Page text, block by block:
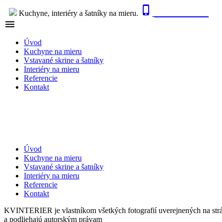
Kuchyne, interiéry a šatníky na mieru. 

Úvod
Kuchyne na mieru
Vstavané skrine a šatníky
Interiéry na mieru
Referencie
Kontakt
Úvod
Kuchyne na mieru
Vstavané skrine a šatníky
Interiéry na mieru
Referencie
Kontakt
KVINTERIER je vlastníkom všetkých fotografií uverejnených na
a podliehajú autorským právam